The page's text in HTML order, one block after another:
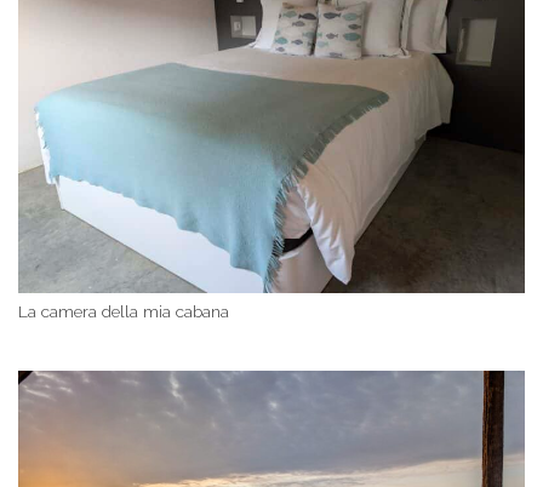
La camera della mia cabana